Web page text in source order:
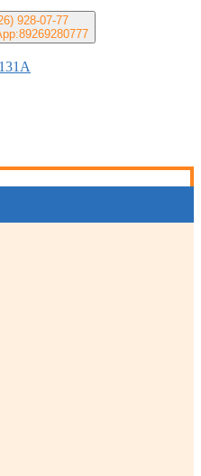
928-07-77